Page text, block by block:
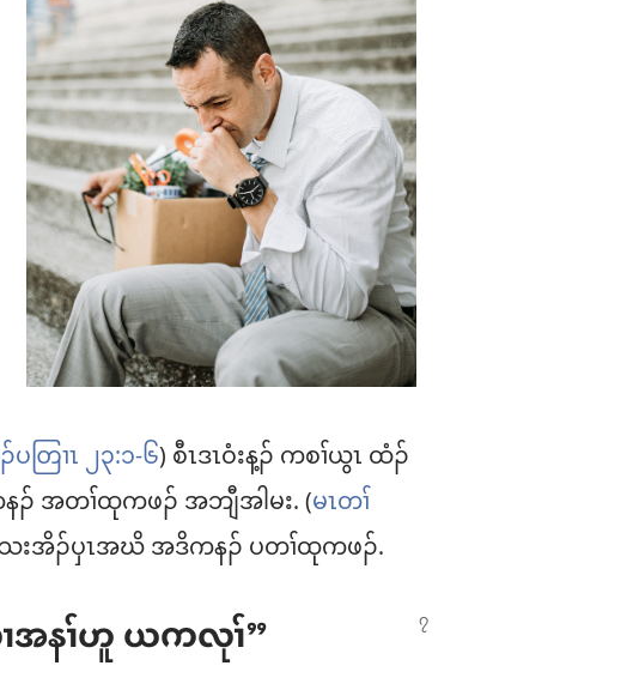
တြၢၤ ၂၃:၁-၆) စီၤဒၤဝံးန့ၣ်​ ကစၢ်ယွၤ ထံၣ်
နၣ်​ အတၢ်ထုကဖၣ်​ အဘျီအါမး. (မၤတၢ်
သးအိၣ်ပှၤအဃိ အဒိကနၣ်​ ပတၢ်ထုကဖၣ်.
အနၢ်ဟူ ယကလုၢ်”